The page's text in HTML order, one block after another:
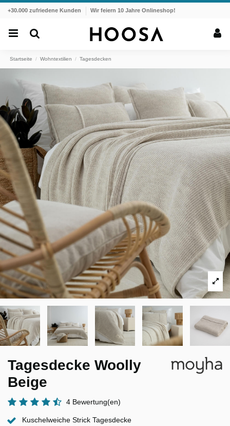
+30.000 zufriedene Kunden Wir feiern 10 Jahre Onlineshop!
Startseite Wohntextilien Tagesdecken
Tagesdecke Woolly
Beige
4 Bewertung(en)
Kuschelweiche Strick Tagesdecke